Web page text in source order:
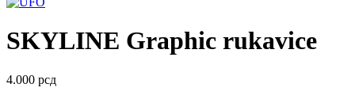
SKYLINE Graphic rukavice
4.000 рсд